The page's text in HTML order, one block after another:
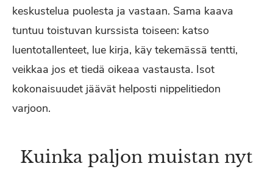
keskustelua puolesta ja vastaan. Sama kaava
tuntuu toistuvan kurssista toiseen: katso
luentotallenteet, lue kirja, käy tekemässä tentti,
veikkaa jos et tiedä oikeaa vastausta. Isot
kokonaisuudet jäävät helposti nippelitiedon
varjoon.
Kuinka paljon muistan nyt